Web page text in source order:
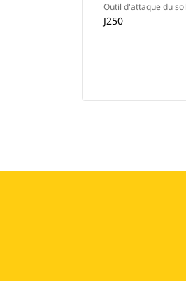
Outil d'attaque du sol
J250